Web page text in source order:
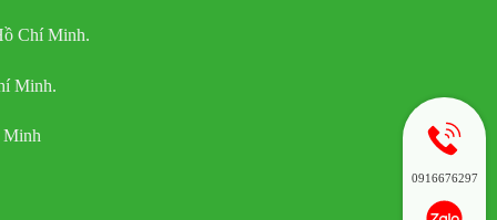
Chí Minh.
Minh.
Minh
0916676297